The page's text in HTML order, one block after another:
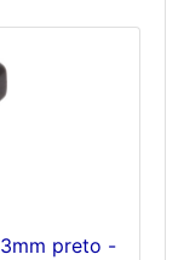
preto -